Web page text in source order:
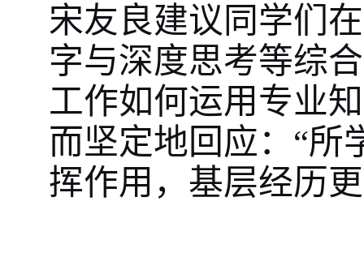
宋友良建议同学们
字与深度思考等综
工作如何运用专业
而坚定地回应：“所
挥作用，基层经历